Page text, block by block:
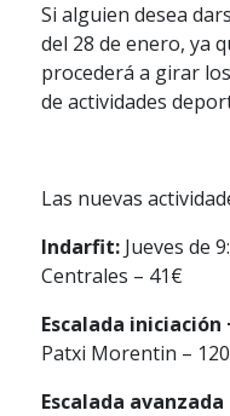
Si alguien desea
del 28 de enero, ya
procederá a girar
de actividades
Las nuevas
Indarfit:Jueves de
Centrales – 41€
Escalada iniciación
Patxi Morentin –
Escalada avanzada